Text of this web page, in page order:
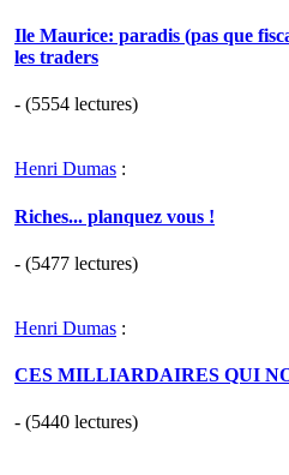
Ile Maurice: paradis (pas que
les traders
- (5554 lectures)
Henri Dumas :
Riches... planquez vous !
- (5477 lectures)
Henri Dumas :
CES MILLIARDAIRES QUI
- (5440 lectures)